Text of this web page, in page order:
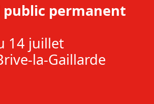
public permanent
14 juillet
la-Gaillarde